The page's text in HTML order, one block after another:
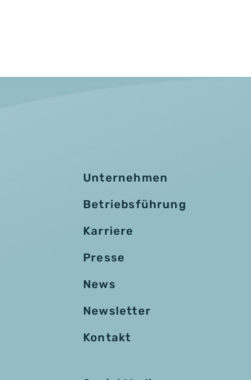
Unternehmen
Betriebsführung
Karriere
Presse
News
Newsletter
Kontakt